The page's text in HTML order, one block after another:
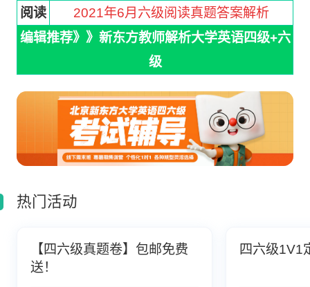
阅读
2021年6月六级阅读真题答案解析
编辑推荐》》新东方教师解析大学英语四级+六
级
热门活动
【四六级真题卷】包邮免费
送！
四六级1V1